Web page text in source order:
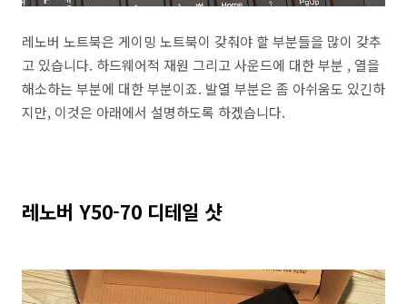
레노버 노트북은 게이밍 노트북이 갖춰야 할 부분들을 많이 갖추
고 있습니다. 하드웨어적 재원 그리고 사운드에 대한 부분 , 열을
해소하는 부분에 대한 부분이죠. 발열 부분은 좀 아쉬움도 있긴하
지만, 이것은 아래에서 설명하도록 하겠습니다.
레노버 Y50-70 디테일 샷